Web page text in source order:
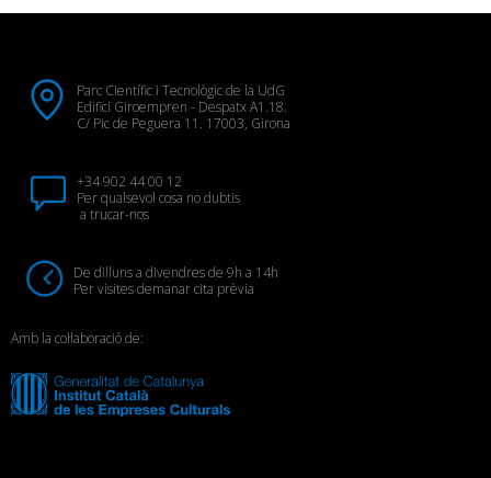
Parc Científic i Tecnològic de la UdG
Edifici Giroempren - Despatx A1.18.
C/ Pic de Peguera 11. 17003, Girona
+34 902 44 00 12
Per qualsevol cosa no dubtis
a trucar-nos
De dilluns a divendres de 9h a 14h
Per visites demanar cita prèvia
Amb la col·laboració de: